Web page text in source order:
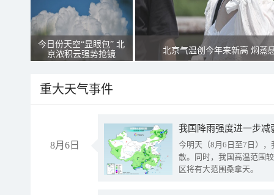
今日份天空“显眼包” 北
京浓积云强势抢镜
北京气温创今年来新高 焖蒸
重大天气事件
8月6日
今明天（8月6日至7日）
散。同时，我国高温范围
区将有大范围桑拿天。